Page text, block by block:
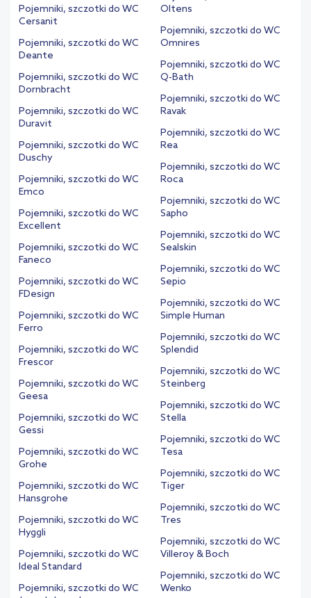
Pojemniki, szczotki do WC
Cersanit
Pojemniki, szczotki do WC
Deante
Pojemniki, szczotki do WC
Dornbracht
Pojemniki, szczotki do WC
Duravit
Pojemniki, szczotki do WC
Duschy
Pojemniki, szczotki do WC
Emco
Pojemniki, szczotki do WC
Excellent
Pojemniki, szczotki do WC
Faneco
Pojemniki, szczotki do WC
FDesign
Pojemniki, szczotki do WC
Ferro
Pojemniki, szczotki do WC
Frescor
Pojemniki, szczotki do WC
Geesa
Pojemniki, szczotki do WC
Gessi
Pojemniki, szczotki do WC
Grohe
Pojemniki, szczotki do WC
Hansgrohe
Pojemniki, szczotki do WC
Hyggli
Pojemniki, szczotki do WC
Ideal Standard
Pojemniki, szczotki do WC
Oltens
Pojemniki, szczotki do WC
Omnires
Pojemniki, szczotki do WC
Q-Bath
Pojemniki, szczotki do WC
Ravak
Pojemniki, szczotki do WC
Rea
Pojemniki, szczotki do WC
Roca
Pojemniki, szczotki do WC
Sapho
Pojemniki, szczotki do WC
Sealskin
Pojemniki, szczotki do WC
Sepio
Pojemniki, szczotki do WC
Simple Human
Pojemniki, szczotki do WC
Splendid
Pojemniki, szczotki do WC
Steinberg
Pojemniki, szczotki do WC
Stella
Pojemniki, szczotki do WC
Tesa
Pojemniki, szczotki do WC
Tiger
Pojemniki, szczotki do WC
Tres
Pojemniki, szczotki do WC
Villeroy & Boch
Pojemniki, szczotki do WC
Wenko